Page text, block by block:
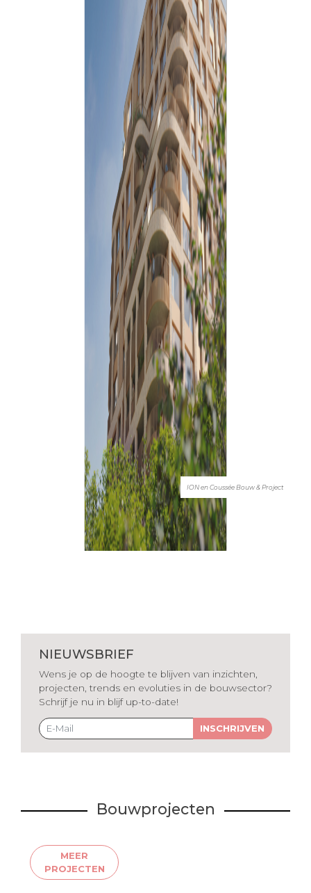
ION en Coussée Bouw & Project
NIEUWSBRIEF
Wens je op de hoogte te blijven van inzichten,
projecten, trends en evoluties in de bouwsector?
Schrijf je nu in blijf up-to-date!
INSCHRIJVEN
Bouwprojecten
MEER
PROJECTEN